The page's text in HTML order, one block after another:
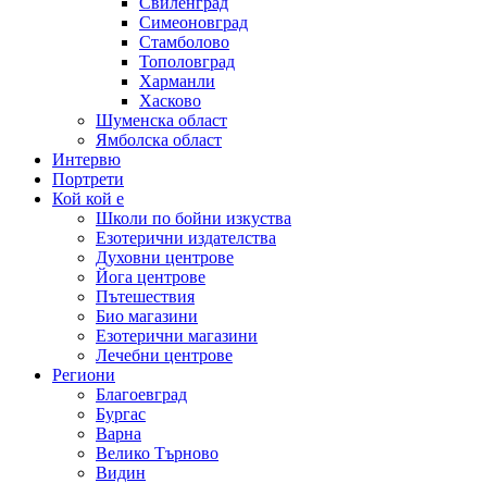
Симеоновград
Стамболово
Тополовград
Харманли
Хасково
Шуменска област
Ямболска област
Интервю
Портрети
Кой кой е
Школи по бойни изкуства
Езотерични издателства
Духовни центрове
Йога центрове
Пътешествия
Био магазини
Езотерични магазини
Лечебни центрове
Региони
Благоевград
Бургас
Варна
Велико Търново
Видин